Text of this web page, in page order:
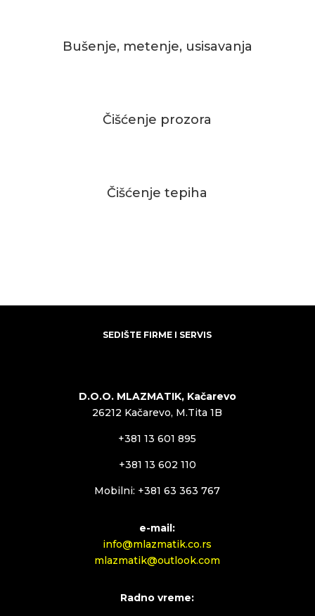
Bušenje, metenje, usisavanja
Čišćenje prozora
Čišćenje tepiha
SEDIŠTE FIRME I SERVIS
D.O.O. MLAZMATIK, Kačarevo
26212 Kačarevo, M.Tita 1B
+381 13 601 895
+381 13 602 110
Mobilni: +381 63 363 767
e-mail:
info@mlazmatik.co.rs
mlazmatik@outlook.com
Radno vreme: